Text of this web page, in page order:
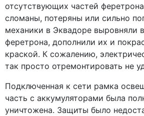
отсутствующих частей
сломаны, потеряны или сильно
механики в Эквадоре выровняли
феретрона, дополнили их и
краской. К сожалению,
так просто отремонтировать не
Подключенная к сети рамка
часть с аккумуляторами была
уничтожена. Защиты было